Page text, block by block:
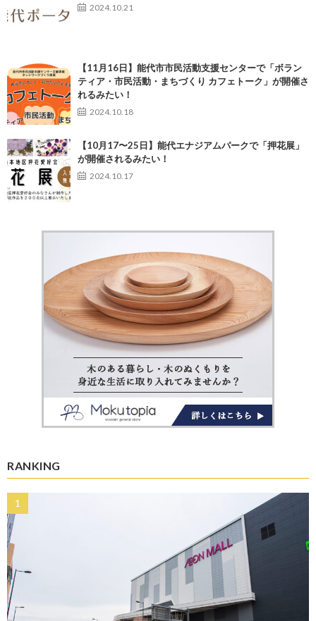
2024.10.21
【11月16日】能代市市民活動支援センターで「ボラン
ティア・市民活動・まちづくり カフェトーク」が開催さ
れるみたい！
2024.10.18
【10月17〜25日】能代エナジアムパークで「押花展」
が開催されるみたい！
2024.10.17
RANKING